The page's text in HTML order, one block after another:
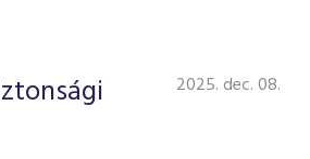
2025. dec. 08.